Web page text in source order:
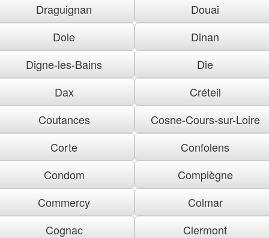
Draguignan
Douai
Dole
Dinan
Digne-les-Bains
Die
Dax
Créteil
Coutances
Cosne-Cours-sur-Loire
Corte
Confolens
Condom
Compiègne
Commercy
Colmar
Cognac
Clermont